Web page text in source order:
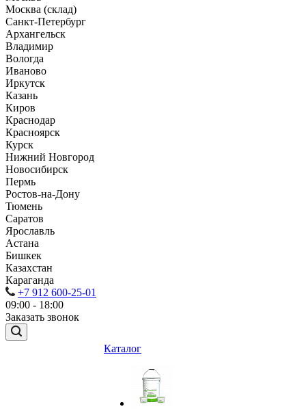
Москва (склад)
Санкт-Петербург
Архангельск
Владимир
Вологда
Иваново
Иркутск
Казань
Киров
Краснодар
Красноярск
Курск
Нижний Новгород
Новосибирск
Пермь
Ростов-на-Дону
Тюмень
Саратов
Ярославль
Астана
Бишкек
Казахстан
Караганда
+7 912 600-25-01
09:00 - 18:00
Заказать звонок
Каталог